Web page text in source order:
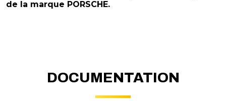
de la marque PORSCHE.
DOCUMENTATION